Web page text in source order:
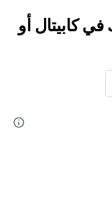
كابيتال أو